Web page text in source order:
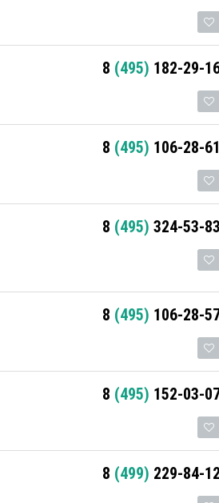
8 (495) 182-29-
8 (495) 106-28-61
8 (495) 324-53-83
8 (495) 106-28-
8 (495) 152-03-
8 (499) 229-84-12